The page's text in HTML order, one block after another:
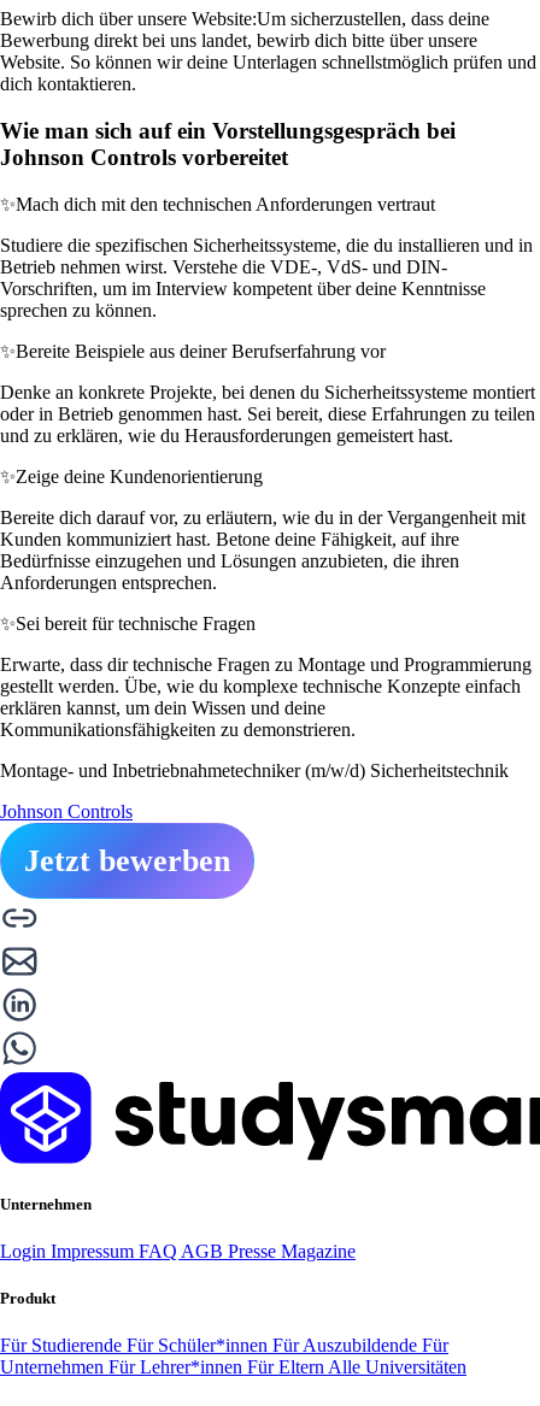
Bewirb dich über unsere Website:Um sicherzustellen, dass deine
Bewerbung direkt bei uns landet, bewirb dich bitte über unsere
Website. So können wir deine Unterlagen schnellstmöglich prüfen und
dich kontaktieren.
Wie man sich auf ein Vorstellungsgespräch bei
Johnson Controls vorbereitet
✨Mach dich mit den technischen Anforderungen vertraut
Studiere die spezifischen Sicherheitssysteme, die du installieren und in
Betrieb nehmen wirst. Verstehe die VDE-, VdS- und DIN-
Vorschriften, um im Interview kompetent über deine Kenntnisse
sprechen zu können.
✨Bereite Beispiele aus deiner Berufserfahrung vor
Denke an konkrete Projekte, bei denen du Sicherheitssysteme montiert
oder in Betrieb genommen hast. Sei bereit, diese Erfahrungen zu teilen
und zu erklären, wie du Herausforderungen gemeistert hast.
✨Zeige deine Kundenorientierung
Bereite dich darauf vor, zu erläutern, wie du in der Vergangenheit mit
Kunden kommuniziert hast. Betone deine Fähigkeit, auf ihre
Bedürfnisse einzugehen und Lösungen anzubieten, die ihren
Anforderungen entsprechen.
✨Sei bereit für technische Fragen
Erwarte, dass dir technische Fragen zu Montage und Programmierung
gestellt werden. Übe, wie du komplexe technische Konzepte einfach
erklären kannst, um dein Wissen und deine
Kommunikationsfähigkeiten zu demonstrieren.
Montage- und Inbetriebnahmetechniker (m/w/d) Sicherheitstechnik
Johnson Controls
Jetzt bewerben
Unternehmen
Login Impressum FAQ AGB Presse Magazine
Produkt
Für Studierende Für Schüler*innen Für Auszubildende Für
Unternehmen Für Lehrer*innen Für Eltern Alle Universitäten